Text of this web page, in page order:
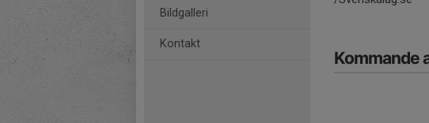
Bildgalleri
Kontakt
Kommande